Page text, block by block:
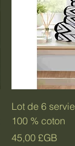
Lot de 6
100 % coton
Prix
45,00 £GB